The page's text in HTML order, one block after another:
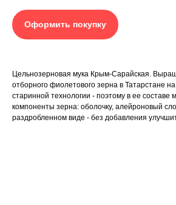
Оформить покупку
Цельнозерновая мука Крым-Сарайская.
отборного фиолетового зерна в Татарстане
старинной технологии - поэтому в ее составе
компоненты зерна: оболочку, алейроновый
раздробленном виде - без добавления